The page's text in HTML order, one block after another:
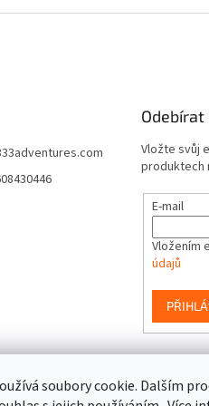
soubory cookie. Dalším
Vložte svůj
produktech
E-mail
Vložením
údajů